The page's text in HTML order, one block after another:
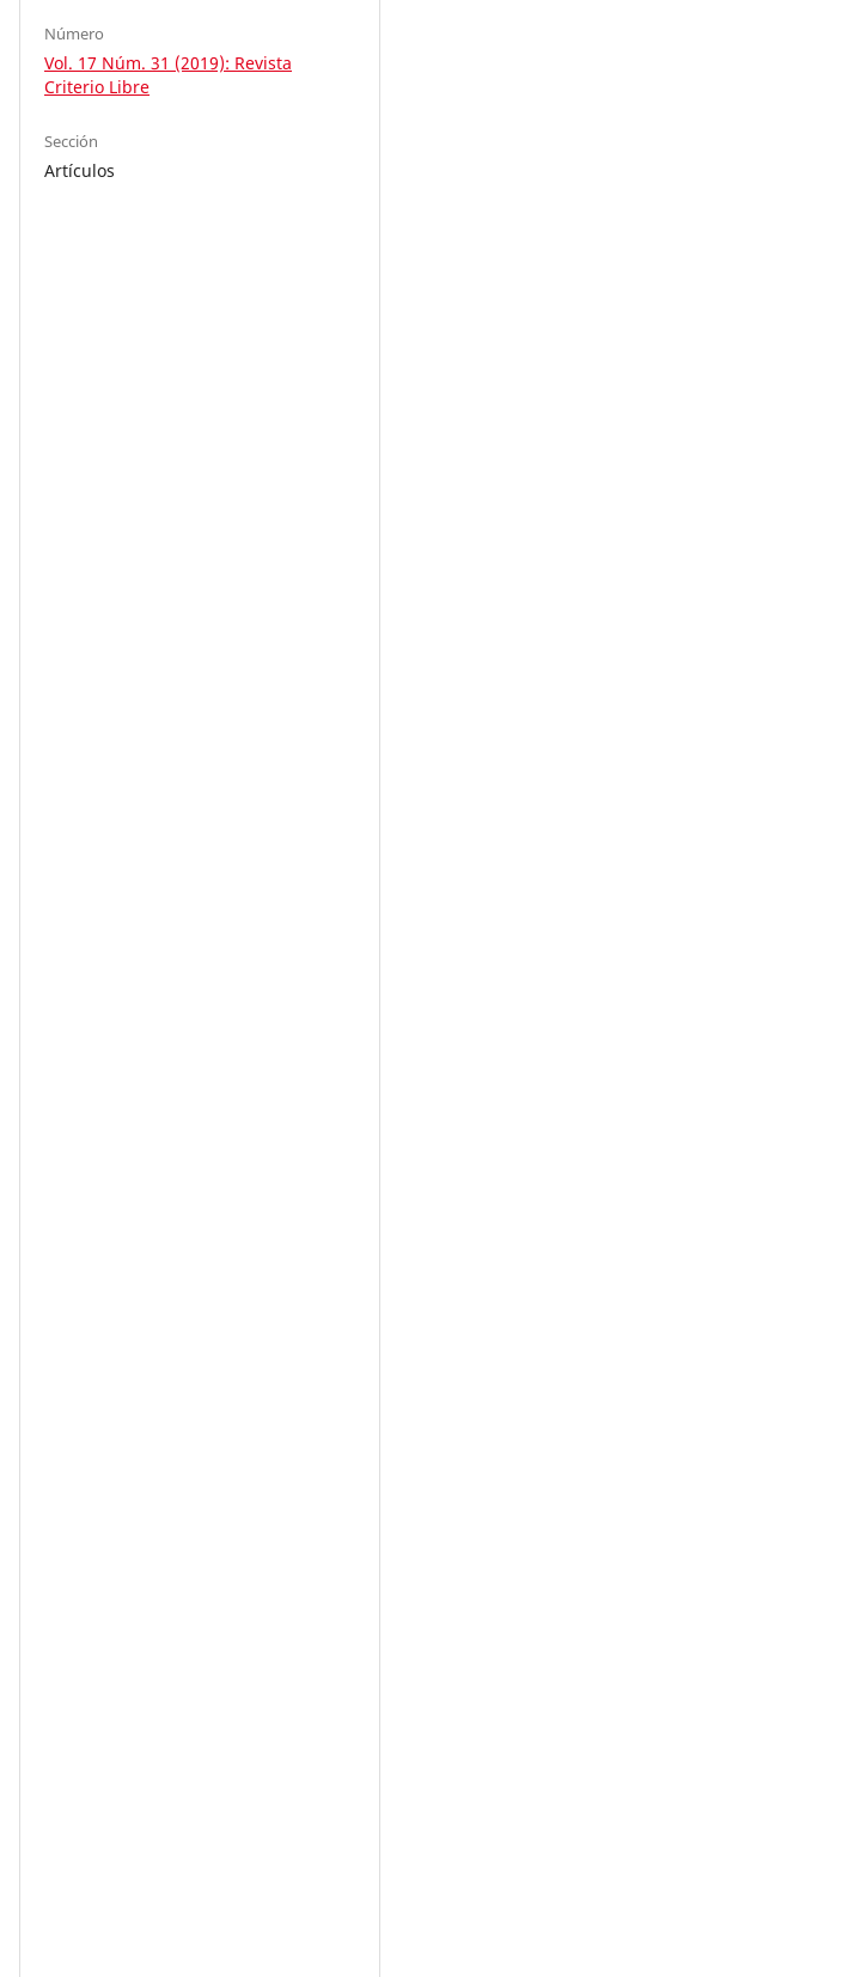
Número
Vol. 17 Núm. 31 (2019): Revista
Criterio Libre
Sección
Artículos